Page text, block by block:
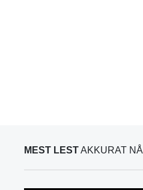
MEST LESTAKKURAT NÅ